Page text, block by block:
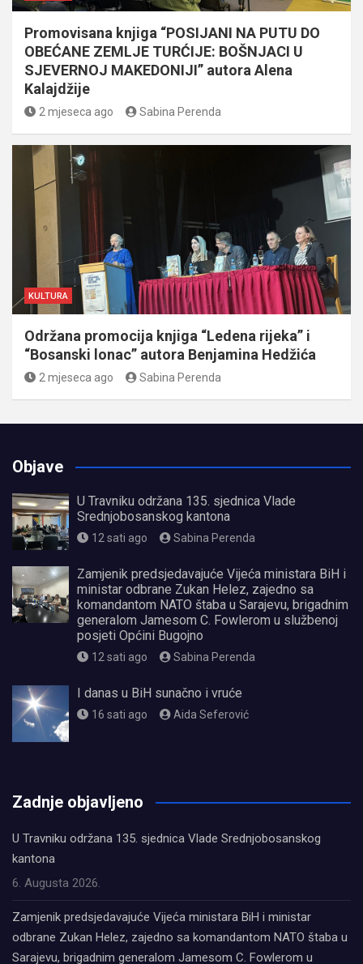
Promovisana knjiga “POSIJANI NA PUTU DO
OBEĆANE ZEMLJE TURĆIJE: BOŠNJACI U
SJEVERNOJ MAKEDONIJI” autora Alena
Kalajdžije
2 mjeseca ago Sabina Perenda
KULTURA
Održana promocija knjiga “Ledena rijeka” i
“Bosanski lonac” autora Benjamina Hedžića
2 mjeseca ago Sabina Perenda
Objave
U Travniku održana 135. sjednica Vlade
Srednjobosanskog kantona
12 sati ago Sabina Perenda
Zamjenik predsjedavajuće Vijeća ministara BiH i
ministar odbrane Zukan Helez, zajedno sa
komandantom NATO štaba u Sarajevu, brigadnim
generalom Jamesom C. Fowlerom u službenoj
posjeti Općini Bugojno
12 sati ago Sabina Perenda
I danas u BiH sunačno i vruće
16 sati ago Aida Seferović
Zadnje objavljeno
U Travniku održana 135. sjednica Vlade Srednjobosanskog
kantona
6. Augusta 2026.
Zamjenik predsjedavajuće Vijeća ministara BiH i ministar
odbrane Zukan Helez, zajedno sa komandantom NATO štaba u
Sarajevu, brigadnim generalom Jamesom C. Fowlerom u